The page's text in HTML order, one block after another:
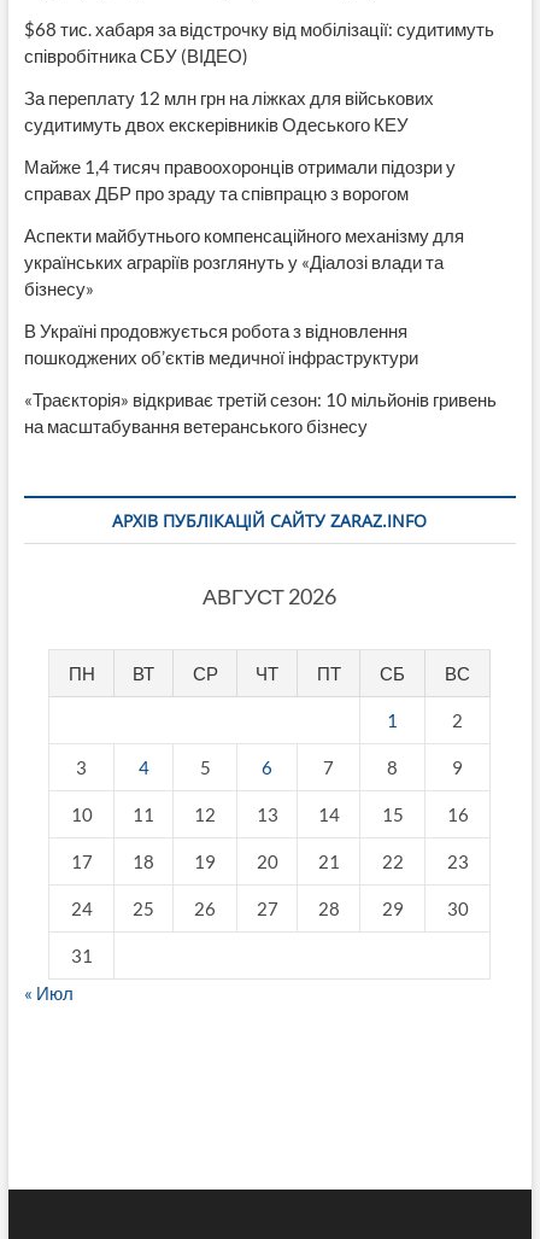
$68 тис. хабаря за відстрочку від мобілізації: судитимуть
співробітника СБУ (ВІДЕО)
За переплату 12 млн грн на ліжках для військових
судитимуть двох екскерівників Одеського КЕУ
Майже 1,4 тисяч правоохоронців отримали підозри у
справах ДБР про зраду та співпрацю з ворогом
Аспекти майбутнього компенсаційного механізму для
українських аграріїв розглянуть у «Діалозі влади та
бізнесу»
В Україні продовжується робота з відновлення
пошкоджених об’єктів медичної інфраструктури
«Траєкторія» відкриває третій сезон: 10 мільйонів гривень
на масштабування ветеранського бізнесу
АРХІВ ПУБЛІКАЦІЙ САЙТУ ZARAZ.INFO
АВГУСТ 2026
ПН ВТ СР ЧТ ПТ СБ ВС
1 2
3 4 5 6 7 8 9
10 11 12 13 14 15 16
17 18 19 20 21 22 23
24 25 26 27 28 29 30
31
« Июл